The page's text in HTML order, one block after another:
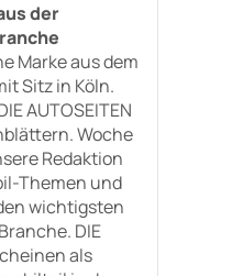
der
Marke aus dem
Sitz in Köln.
AUTOSEITEN
Woche
Redaktion
Themen und
wichtigsten
DIE
als